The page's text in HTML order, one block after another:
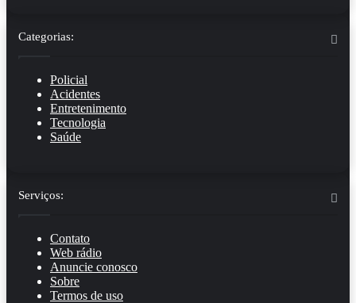
Categorias:
Policial
Acidentes
Entretenimento
Tecnologia
Saúde
Serviços:
Contato
Web rádio
Anuncie conosco
Sobre
Termos de uso